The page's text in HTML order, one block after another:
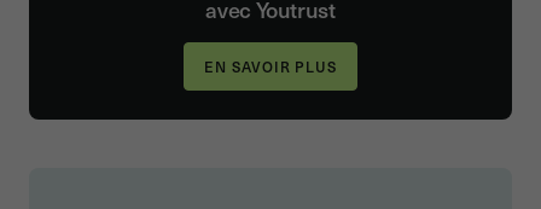
avec Youtrust
EN SAVOIR PLUS